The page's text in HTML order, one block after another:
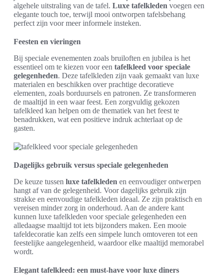
algehele uitstraling van de tafel. Luxe tafelkleden voegen een
elegante touch toe, terwijl mooi ontworpen tafelsbehang
perfect zijn voor meer informele insteken.
Feesten en vieringen
Bij speciale evenementen zoals bruiloften en jubilea is het
essentieel om te kiezen voor een tafelkleed voor speciale
gelegenheden. Deze tafelkleden zijn vaak gemaakt van luxe
materialen en beschikken over prachtige decoratieve
elementen, zoals borduursels en patronen. Ze transformeren
de maaltijd in een waar feest. Een zorgvuldig gekozen
tafelkleed kan helpen om de thematiek van het feest te
benadrukken, wat een positieve indruk achterlaat op de
gasten.
Dagelijks gebruik versus speciale gelegenheden
De keuze tussen luxe tafelkleden en eenvoudiger ontwerpen
hangt af van de gelegenheid. Voor dagelijks gebruik zijn
strakke en eenvoudige tafelkleden ideaal. Ze zijn praktisch en
vereisen minder zorg in onderhoud. Aan de andere kant
kunnen luxe tafelkleden voor speciale gelegenheden een
alledaagse maaltijd tot iets bijzonders maken. Een mooie
tafeldecoratie kan zelfs een simpele lunch omtoveren tot een
feestelijke aangelegenheid, waardoor elke maaltijd memorabel
wordt.
Elegant tafelkleed: een must-have voor luxe diners